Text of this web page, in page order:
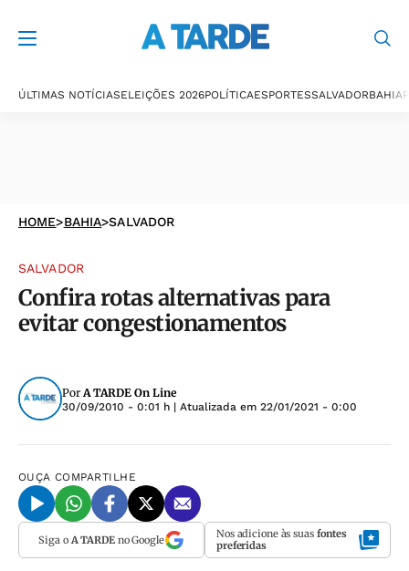
ÚLTIMAS NOTÍCIASELEIÇÕES 2026POLÍTICAESPORTESSALVADORBAHIA
HOME>BAHIA>SALVADOR
SALVADOR
Confira rotas alternativas para
evitar congestionamentos
PorA TARDE On Line
30/09/2010 - 0:01 h | Atualizada em 22/01/2021 - 0:00
OUÇA COMPARTILHE
Siga o A TARDEno Google Nos adicione às suas fontes
preferidas